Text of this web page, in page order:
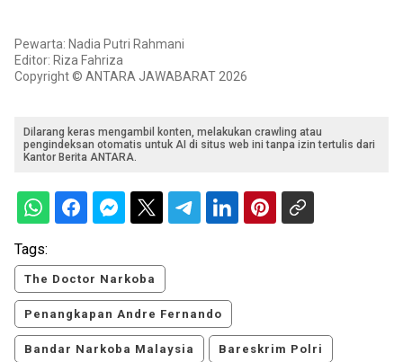
Pewarta: Nadia Putri Rahmani
Editor: Riza Fahriza
Copyright © ANTARA JAWABARAT 2026
Dilarang keras mengambil konten, melakukan crawling atau
pengindeksan otomatis untuk AI di situs web ini tanpa izin tertulis dari
Kantor Berita ANTARA.
Tags:
The Doctor Narkoba
Penangkapan Andre Fernando
Bandar Narkoba Malaysia Bareskrim Polri